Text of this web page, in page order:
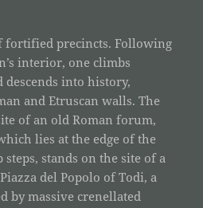
fortified precincts. Following
interior, one climbs
descends into history,
and Etruscan walls. The
of an old Roman forum,
lies at the edge of the
steps, stands on the site of a
del Popolo of Todi, a
by massive crenellated